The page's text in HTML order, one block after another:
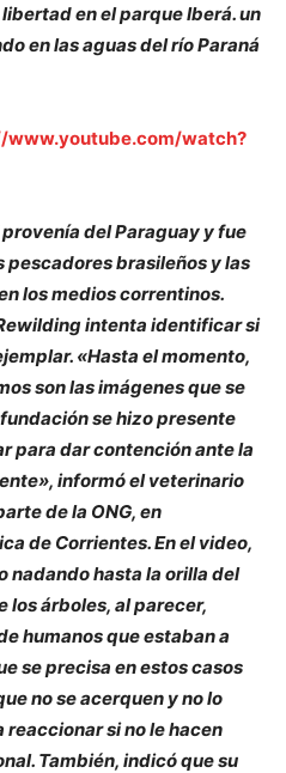
en el parque Iberá. un
en las aguas del río Paraná
www.youtube.com/watch?
del Paraguay y fue
pescadores brasileños y las
los medios correntinos.
intenta identificar si
«Hasta el momento,
son las imágenes que se
se hizo presente
para dar contención ante la
informó el veterinario
de la ONG, en
de Corrientes. En el video,
nadando hasta la orilla del
los árboles, al parecer,
humanos que estaban a
se precisa en estos casos
no se acerquen y no lo
reaccionar si no le hacen
También, indicó que su